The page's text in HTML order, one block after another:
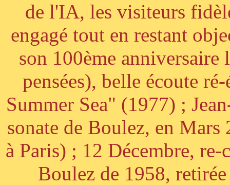
de l'IA, les visiteurs
engagé tout en restant
son 100ème
pensées), belle écoute
Summer Sea" (1977) ;
sonate de Boulez, en
à Paris) ; 12 Décembre,
Boulez de 1958,